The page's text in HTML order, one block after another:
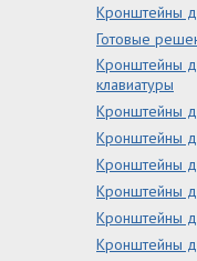
Кронштейны
Готовые
Кронштейны
клавиатуры
Кронштейны
Кронштейны
Кронштейны
Кронштейны
Кронштейны
Кронштейны